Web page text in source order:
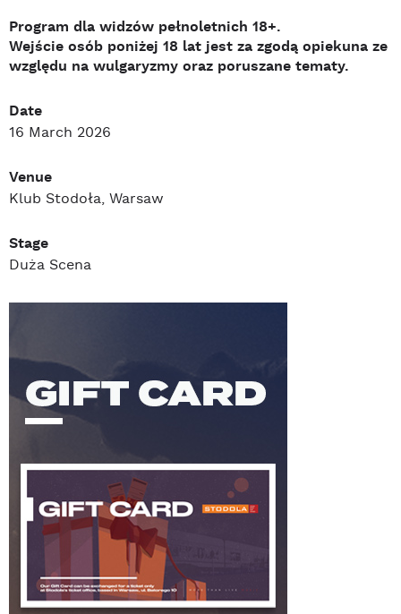
Program dla widzów pełnoletnich 18+.
Wejście osób poniżej 18 lat jest za zgodą opiekuna ze
względu na wulgaryzmy oraz poruszane tematy.
Date
16 March 2026
Venue
Klub Stodoła, Warsaw
Stage
Duża Scena